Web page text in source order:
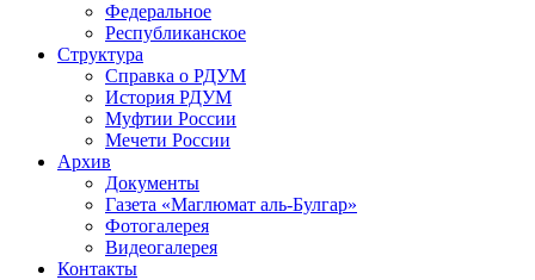
Федеральное
Республиканское
Структура
Справка о РДУМ
История РДУМ
Муфтии России
Мечети России
Архив
Документы
Газета «Маглюмат аль-Булгар»
Фотогалерея
Видеогалерея
Контакты